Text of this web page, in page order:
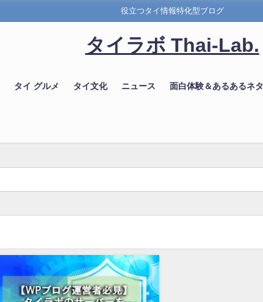
役立つタイ情報特化型ブログ
タイラボ Thai-Lab.
タイ グルメ タイ文化 ニュース 面白体験＆あるあるネタ